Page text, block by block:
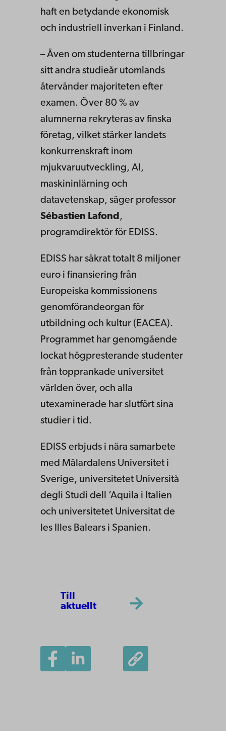
haft en betydande ekonomisk
och industriell inverkan i Finland.
– Även om studenterna tillbringar
sitt andra studieår utomlands
återvänder majoriteten efter
examen. Över 80 % av
alumnerna rekryteras av finska
företag, vilket stärker landets
konkurrenskraft inom
mjukvaruutveckling, AI,
maskininlärning och
datavetenskap, säger professor
Sébastien Lafond,
programdirektör för EDISS.
EDISS har säkrat totalt 8 miljoner
euro i finansiering från
Europeiska kommissionens
genomförandeorgan för
utbildning och kultur (EACEA).
Programmet har genomgående
lockat högpresterande studenter
från topprankade universitet
världen över, och alla
utexaminerade har slutfört sina
studier i tid.
EDISS erbjuds i nära samarbete
med Mälardalens Universitet i
Sverige, universitetet Università
degli Studi dell ’Aquila i Italien
och universitetet Universitat de
les Illes Balears i Spanien.
Till
aktuellt